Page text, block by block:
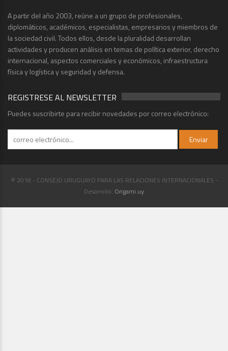
A partir del año 2003, reúne a un grupo de profesionales,
diplomáticos, académicos, especialistas, empresarios y miembros de
la sociedad civil. Todos ellos, desde la pluralidad desarrollan
actividades y producen análisis en temas de política exterior, derecho
internacional, aspectos comerciales y económicos, infraestructura
física y logística y seguridad y defensa.
REGISTRESE AL NEWSLETTER
Puedes suscribirte para recibir novedades por correo electrónico:
© 2018 - CONSEJO URUGUAYO PARA LAS RELACIONES INTERNACIONALES -
Desarrollo: Origami.uy